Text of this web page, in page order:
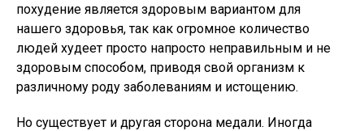
похудение является здоровым вариантом для
нашего здоровья, так как огромное количество
людей худеет просто напросто неправильным и не
здоровым способом, приводя свой организм к
различному роду заболеваниям и истощению.
Но существует и другая сторона медали. Иногда